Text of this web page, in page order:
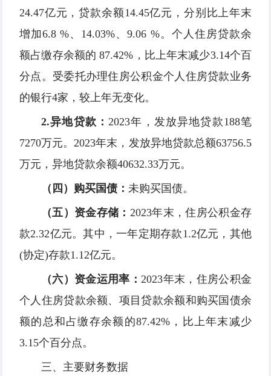
24.47亿元，贷款余额14.45亿元，分别比上年末
增加6.8 %、14.03%、9.06 %。个人住房贷款余
额占缴存余额的 87.42%，比上年末减少3.14个百
分点。受委托办理住房公积金个人住房贷款业务
的银行4家，较上年无变化。
2.异地贷款：2023年，发放异地贷款188笔
7270万元。2023年末，发放异地贷款总额63756.5
万元，异地贷款余额40632.33万元。
（四）购买国债： 未购买国债。
（五）资金存储： 2023年末，住房公积金存
款2.32亿元。其中，一年定期存款1.2亿元，其他
(协定)存款1.12亿元。
（六）资金运用率：2023年末，住房公积金
个人住房贷款余额、项目贷款余额和购买国债余
额的总和占缴存余额的87.42%，比上年末减少
3.15个百分点。
三、主要财务数据